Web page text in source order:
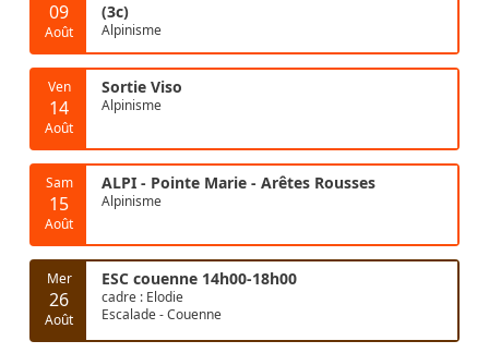
09
Août
(3c)
Alpinisme
Ven
14
Août
Sortie Viso
Alpinisme
Sam
15
Août
ALPI - Pointe Marie - Arêtes Rousses
Alpinisme
Mer
26
Août
ESC couenne 14h00-18h00
cadre : Elodie
Escalade - Couenne